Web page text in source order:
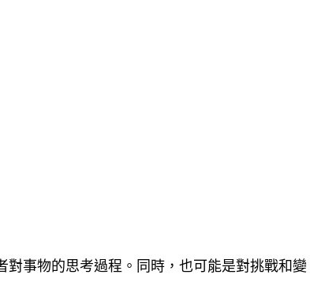
事物的思考過程。同時，也可能是對挑戰和變